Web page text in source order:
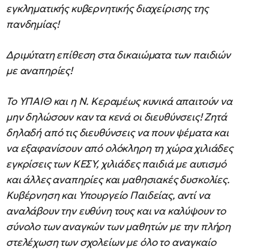
εγκληματικής κυβερνητικής διαχείρισης της
πανδημίας!
Δριμύτατη επίθεση στα δικαιώματα των παιδιών
με αναπηρίες!
Το ΥΠΑΙΘ και η Ν. Κεραμέως κυνικά απαιτούν να
μην δηλώσουν καν τα κενά οι διευθύνσεις! Ζητά
δηλαδή από τις διευθύνσεις να πουν ψέματα και
να εξαφανίσουν από ολόκληρη τη χώρα χιλιάδες
εγκρίσεις των ΚΕΣΥ, χιλιάδες παιδιά με αυτισμό
και άλλες αναπηρίες και μαθησιακές δυσκολίες.
Κυβέρνηση και Υπουργείο Παιδείας, αντί να
αναλάβουν την ευθύνη τους και να καλύψουν το
σύνολο των αναγκών των μαθητών με την πλήρη
στελέχωση των σχολείων με όλο το αναγκαίο